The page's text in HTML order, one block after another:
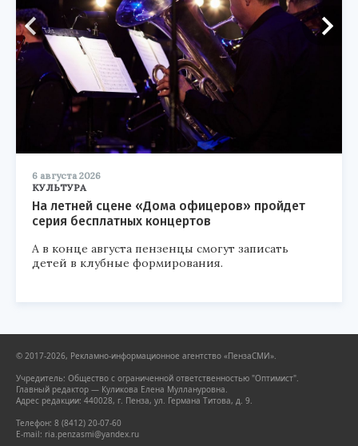
6 августа 2026
КУЛЬТУРА
На летней сцене «Дома офицеров» пройдет
серия бесплатных концертов
А в конце августа пензенцы смогут записать
детей в клубные формирования.
© 2017-2026, Рекламно-информационное агентство «ПензаСМИ».
Учредитель: Общество с ограниченной ответственностью "Оптимист".
Главный редактор — Куликова Елена Муллануровна.
Адрес редакции: 440028, г. Пенза, ул. Германа Титова, д. 9.
Телефон: 8 (8412) 20-07-60
E-mail: ria.penzasmi@yandex.ru